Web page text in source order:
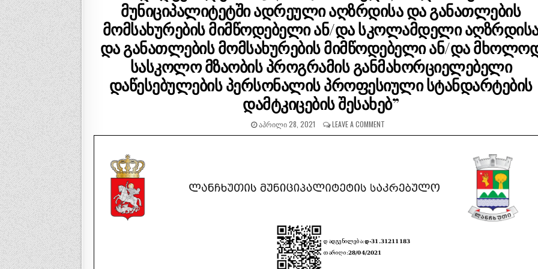
მუნიციპალიტეტში ადრეული აღზრდისა და განათლების
მომსახურების მიმწოდებელი ან/და სკოლამდელი
და განათლების მომსახურების მიმწოდებელი ან/და
სასკოლო მზაობის პროგრამის განმახორციელებელი
დაწესებულების პერსონალის პროფესიული სტანდარტების
დამტკიცების შესახებ”
ᲐᲞᲠᲘᲚᲘ 28, 2021 LEAVE A COMMENT